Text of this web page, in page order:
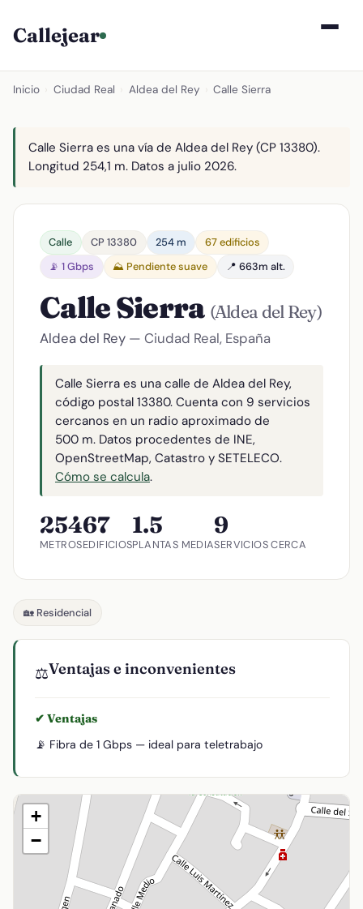
Callejear
Inicio Ciudad Real Aldea del Rey Calle Sierra
Calle Sierra es una vía de Aldea del Rey (CP 13380).
Longitud 254,1 m. Datos a julio 2026.
Calle CP 13380 254 m
67 edificios
📡 1 Gbps
⛰️ Pendiente suave 📍 663m alt.
Calle Sierra (Aldea del Rey)
Aldea del Rey — Ciudad Real, España
Calle Sierra es una calle de Aldea del Rey,
código postal 13380. Cuenta con 9 servicios
cercanos en un radio aproximado de
500 m. Datos procedentes de INE,
OpenStreetMap, Catastro y SETELECO.
Cómo se calcula.
254
METROS
67
EDIFICIOS
1.5
PLANTAS MEDIA
9
SERVICIOS CERCA
🏡 Residencial
⚖️Ventajas e inconvenientes
✔ Ventajas
📡 Fibra de 1 Gbps — ideal para teletrabajo
+
−